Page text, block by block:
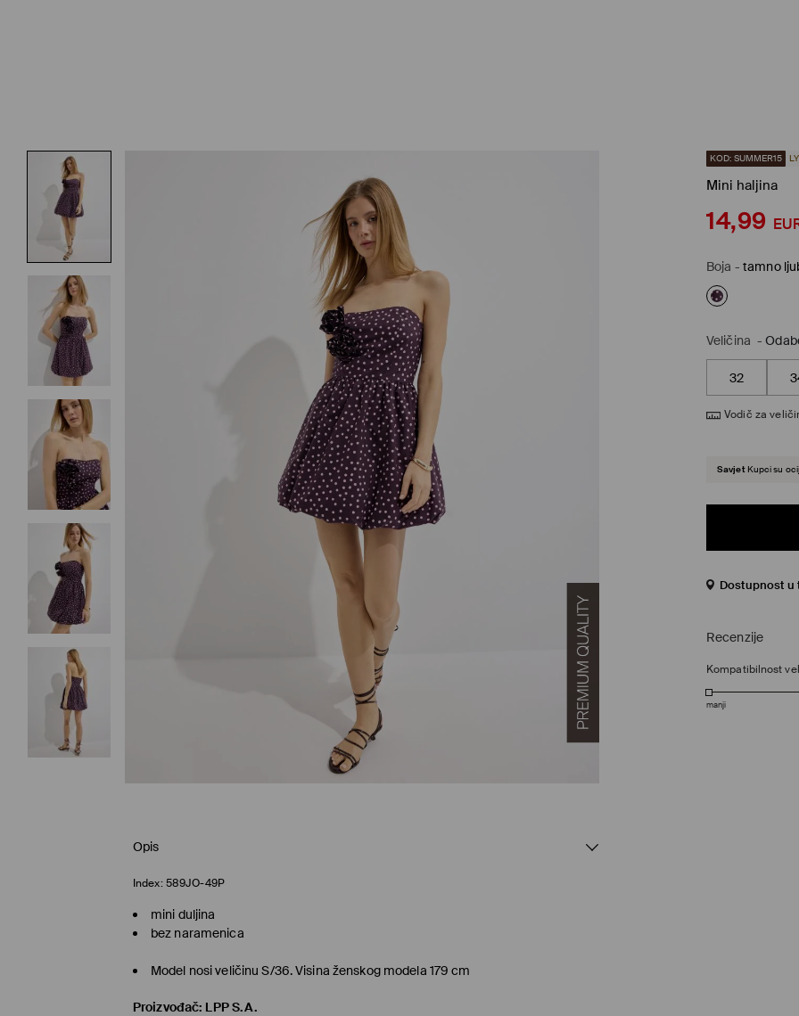
KOD: SUMMER15
Mini haljina
14,99
Boja - tamno
Veličina -
32
Vodič za
Savjet Kupci su
Dostupnost u
Recenzije
Kompatibilnost
manji
Opis
Index: 589JO-49P
mini duljina
bez naramenica
Model nosi veličinu S/36. Visina ženskog modela 179 cm
Proizvođač: LPP S.A.